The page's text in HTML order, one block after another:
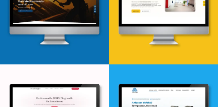
Webdesign & -entwicklung Webdesign & -entwicklung